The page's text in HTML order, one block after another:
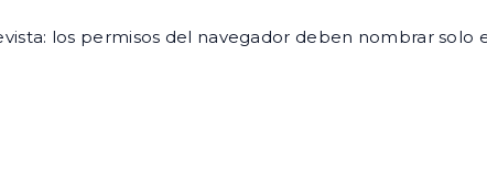
los permisos del navegador deben nombrar solo